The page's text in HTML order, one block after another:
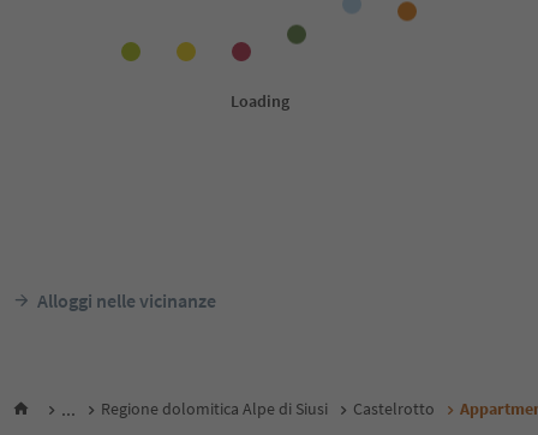
Alloggi nelle vicinanze
... Regione dolomitica Alpe di Siusi Castelrotto